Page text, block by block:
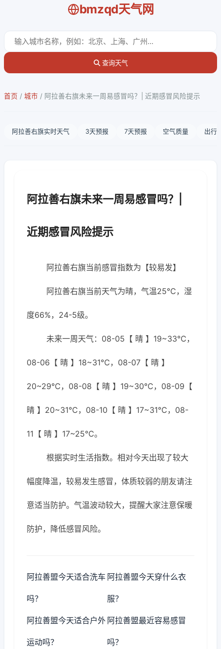
bmzqd天气网
查询天气
首页 / 城市 / 阿拉善右旗未来一周易感冒吗？| 近期感冒风险提示
阿拉善右旗实时天气 3天预报 7天预报 空气质量 出行
阿拉善右旗未来一周易感冒吗？|
近期感冒风险提示
阿拉善右旗当前感冒指数为【较易发】
阿拉善右旗当前天气为晴，气温25℃，湿
度66%，24-5级。
未来一周天气：08-05【 晴 】19~33℃，
08-06【 晴 】18~31℃，08-07【 晴 】
20~29℃，08-08【 晴 】19~30℃，08-09【
晴 】20~31℃，08-10【 晴 】17~31℃，08-
11【 晴 】17~25℃。
根据实时生活指数。相对今天出现了较大
幅度降温，较易发生感冒，体质较弱的朋友请注
意适当防护。气温波动较大，提醒大家注意保暖
防护，降低感冒风险。
阿拉善盟今天适合洗车
吗？
阿拉善盟今天穿什么衣
服？
阿拉善盟今天适合户外
运动吗？
阿拉善盟最近容易感冒
吗？